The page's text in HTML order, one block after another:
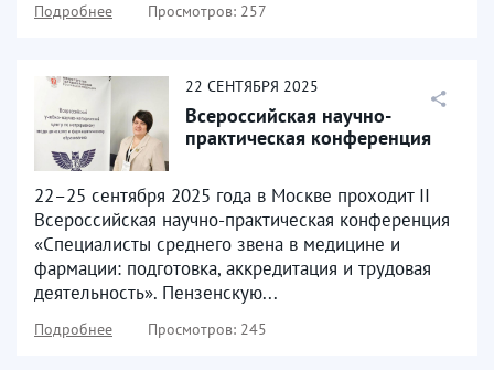
Подробнее Просмотров: 257
22 СЕНТЯБРЯ 2025
Всероссийская научно-
практическая конференция
22–25 сентября 2025 года в Москве проходит II
Всероссийская научно-практическая конференция
«Специалисты среднего звена в медицине и
фармации: подготовка, аккредитация и трудовая
деятельность». Пензенскую...
Подробнее Просмотров: 245